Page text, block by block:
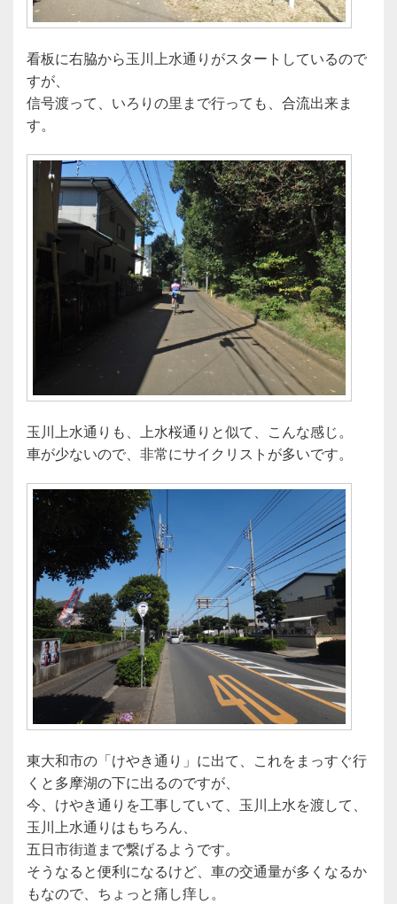
看板に右脇から玉川上水通りがスタートしているので
すが、
信号渡って、いろりの里まで行っても、合流出来ま
す。
玉川上水通りも、上水桜通りと似て、こんな感じ。
車が少ないので、非常にサイクリストが多いです。
東大和市の「けやき通り」に出て、これをまっすぐ行
くと多摩湖の下に出るのですが、
今、けやき通りを工事していて、玉川上水を渡して、
玉川上水通りはもちろん、
五日市街道まで繋げるようです。
そうなると便利になるけど、車の交通量が多くなるか
もなので、ちょっと痛し痒し。